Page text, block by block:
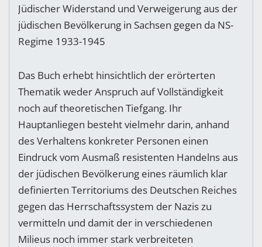
Jüdischer Widerstand und Verweigerung aus der
jüdischen Bevölkerung in Sachsen gegen da NS-
Regime 1933-1945
Das Buch erhebt hinsichtlich der erörterten
Thematik weder Anspruch auf Vollständigkeit
noch auf theoretischen Tiefgang. Ihr
Hauptanliegen besteht vielmehr darin, anhand
des Verhaltens konkreter Personen einen
Eindruck vom Ausmaß resistenten Handelns aus
der jüdischen Bevölkerung eines räumlich klar
definierten Territoriums des Deutschen Reiches
gegen das Herrschaftssystem der Nazis zu
vermitteln und damit der in verschiedenen
Milieus noch immer stark verbreiteten